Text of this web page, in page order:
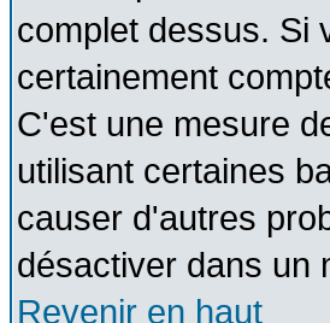
complet dessus. Si
certainement
C'est une mesure
utilisant certaines
causer d'autres
désactiver dans un
Revenir en haut